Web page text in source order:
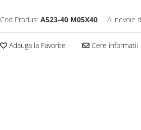
Cod Produs: A523-40 M05X40 Ai nevoie
Adauga la Favorite Cere informatii